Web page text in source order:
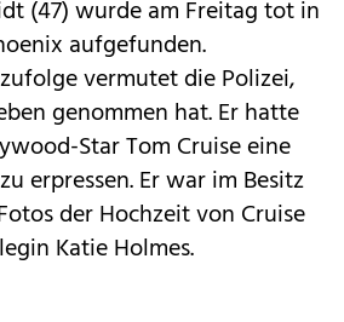
(47) wurde am Freitag tot in
aufgefunden.
vermutet die Polizei,
genommen hat. Er hatte
Star Tom Cruise eine
erpressen. Er war im Besitz
der Hochzeit von Cruise
Katie Holmes.